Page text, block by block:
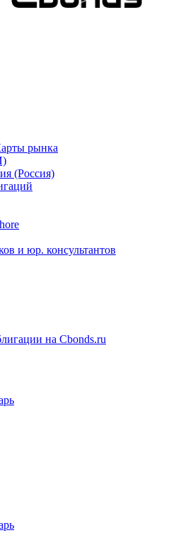
рынка
(Россия)
и юр. консультантов
на Cbonds.ru